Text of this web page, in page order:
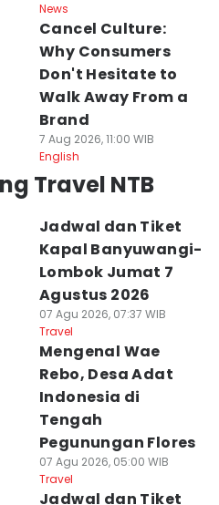
News
Cancel Culture:
Why Consumers
Don't Hesitate to
Walk Away From a
Brand
7 Aug 2026, 11:00 WIB
English
Travel NTB
Jadwal dan Tiket
Kapal Banyuwangi-
Lombok Jumat 7
Agustus 2026
07 Agu 2026, 07:37 WIB
Travel
Mengenal Wae
Rebo, Desa Adat
Indonesia di
Tengah
Pegunungan Flores
07 Agu 2026, 05:00 WIB
Travel
Jadwal dan Tiket